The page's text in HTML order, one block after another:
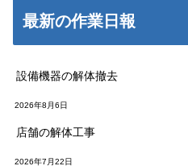
最新の作業日報
設備機器の解体撤去
2026年8月6日
店舗の解体工事
2026年7月22日